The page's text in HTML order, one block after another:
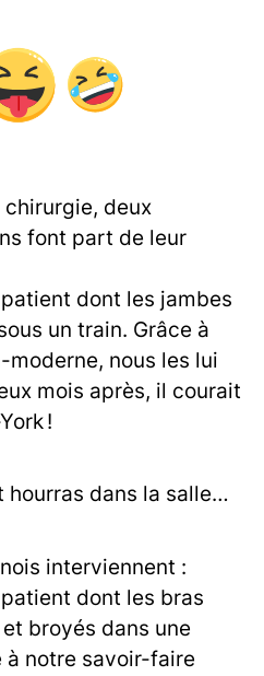
chirurgie, deux
font part de leur
dont les jambes
un train. Grâce à
nous les lui
mois après, il courait
!
dans la salle…
interviennent :
dont les bras
broyés dans une
notre savoir-faire